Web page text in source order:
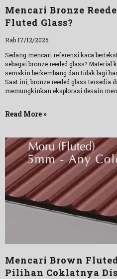
Mencari Bronze
Fluted Glass?
Rab 17/12/2025
Sedang mencari referensi kaca
sebagai bronze reeded glass?
semakin berkembang dan tidak lagi
Saat ini, bronze reeded glass tersedia
memungkinkan eksplorasi desain
Read More »
Mencari Brown
Pilihan Coklatnya